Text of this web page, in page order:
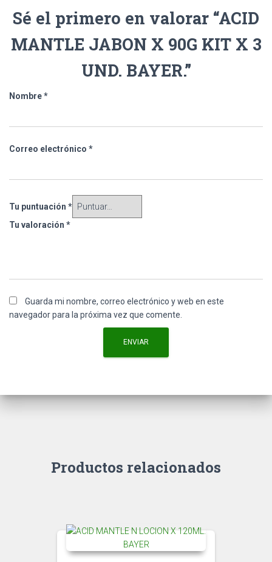
Sé el primero en valorar “ACID
MANTLE JABON X 90G KIT X 3
UND. BAYER.”
Nombre*
Correo electrónico *
Tu puntuación *
Tu valoración *
Guarda mi nombre, correo electrónico y web en este
navegador para la próxima vez que comente.
Productos relacionados